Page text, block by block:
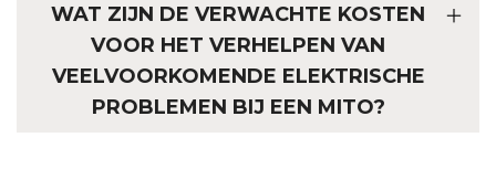
WAT ZIJN DE VERWACHTE KOSTEN
VOOR HET VERHELPEN VAN
VEELVOORKOMENDE ELEKTRISCHE
PROBLEMEN BIJ EEN MITO?